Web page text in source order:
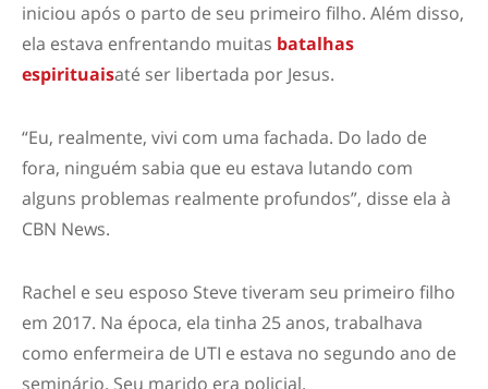
iniciou após o parto de seu primeiro filho. Além disso,
ela estava enfrentando muitas batalhas
espirituaisaté ser libertada por Jesus.
“Eu, realmente, vivi com uma fachada. Do lado de
fora, ninguém sabia que eu estava lutando com
alguns problemas realmente profundos”, disse ela à
CBN News.
Rachel e seu esposo Steve tiveram seu primeiro filho
em 2017. Na época, ela tinha 25 anos, trabalhava
como enfermeira de UTI e estava no segundo ano de
seminário. Seu marido era policial.